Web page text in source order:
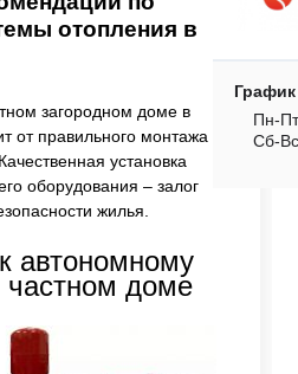
Пн-
Сб-
отопления в
загородном доме в
от правильного монтажа
установка
оборудования – залог
жилья.
автономному
частном доме